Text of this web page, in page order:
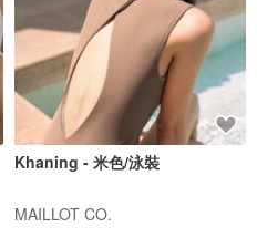
Khaning - 米色/泳裝
MAILLOT CO.